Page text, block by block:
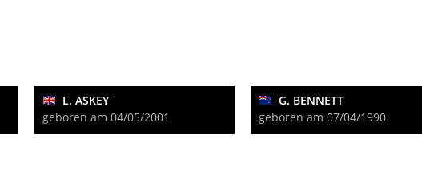
L. ASKEY
geboren am 04/05/2001
G. BENNETT
geboren am 07/04/1990